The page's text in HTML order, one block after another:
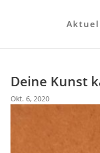
Deine Kunst
Okt. 6, 2020